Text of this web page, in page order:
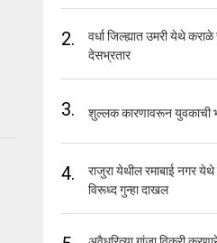
2.
वर्धा जिल्ह्यात उमरी येथे कराळे
देसभ्रतार
3. शुल्लक कारणावरून युवकाची
4.
राजुरा येथील रमाबाई नगर
विरूध्द गुन्हा दाखल